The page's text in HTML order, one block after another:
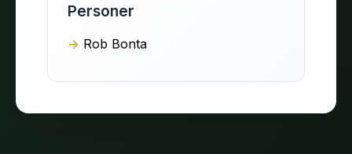
Personer
Rob Bonta